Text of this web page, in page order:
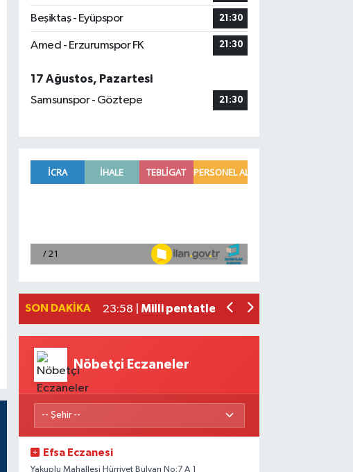
Beşiktaş - Eyüpspor 21:30
Amed - Erzurumspor FK 21:30
17 Ağustos, Pazartesi
Samsunspor - Göztepe
21:30
SON DAKIKA
Mersin'de uyuşturucu
23:58 | Milli pentatletler Kıvanç Taşyaran ve
Nöbetçi Eczaneler
Efsa Eczanesi
Yakuplu Mahallesi Hürriyet Bulvarı No:7 A 1